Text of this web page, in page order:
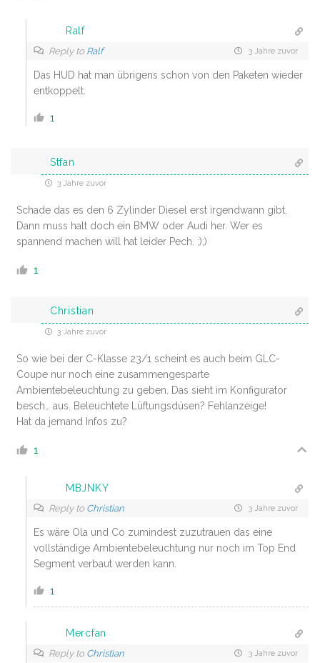
Ralf
Reply to Ralf 3 Jahre zuvor
Das HUD hat man übrigens schon von den Paketen wieder
entkoppelt.
1
Stfan
3 Jahre zuvor
Schade das es den 6 Zylinder Diesel erst irgendwann gibt.
Dann muss halt doch ein BMW oder Audi her. Wer es
spannend machen will hat leider Pech. ;);)
1
Christian
3 Jahre zuvor
So wie bei der C-Klasse 23/1 scheint es auch beim GLC-
Coupe nur noch eine zusammengesparte
Ambientebeleuchtung zu geben. Das sieht im Konfigurator
besch… aus. Beleuchtete Lüftungsdüsen? Fehlanzeige!
Hat da jemand Infos zu?
1
MBJNKY
Reply to Christian 3 Jahre zuvor
Es wäre Ola und Co zumindest zuzutrauen das eine
vollständige Ambientebeleuchtung nur noch im Top End
Segment verbaut werden kann.
1
Mercfan
Reply to Christian 3 Jahre zuvor